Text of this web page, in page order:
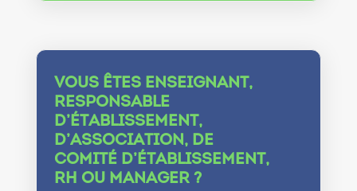
VOUS ÊTES ENSEIGNANT,
RESPONSABLE
D’ÉTABLISSEMENT,
D’ASSOCIATION, DE
COMITÉ D’ÉTABLISSEMENT,
RH OU MANAGER ?